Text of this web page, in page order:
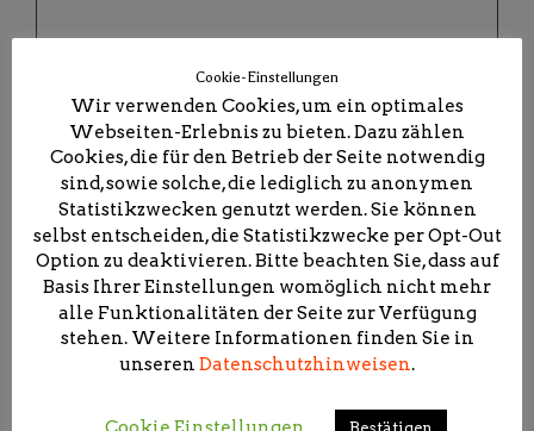
− 4 =
Cookie-Einstellungen
Wir verwenden Cookies, um ein optimales
Webseiten-Erlebnis zu bieten. Dazu zählen
Cookies, die für den Betrieb der Seite notwendig
sind, sowie solche, die lediglich zu anonymen
Statistikzwecken genutzt werden. Sie können
selbst entscheiden, die Statistikzwecke per Opt-Out
Option zu deaktivieren. Bitte beachten Sie, dass auf
Basis Ihrer Einstellungen womöglich nicht mehr
alle Funktionalitäten der Seite zur Verfügung
stehen. Weitere Informationen finden Sie in
unseren Datenschutzhinweisen.